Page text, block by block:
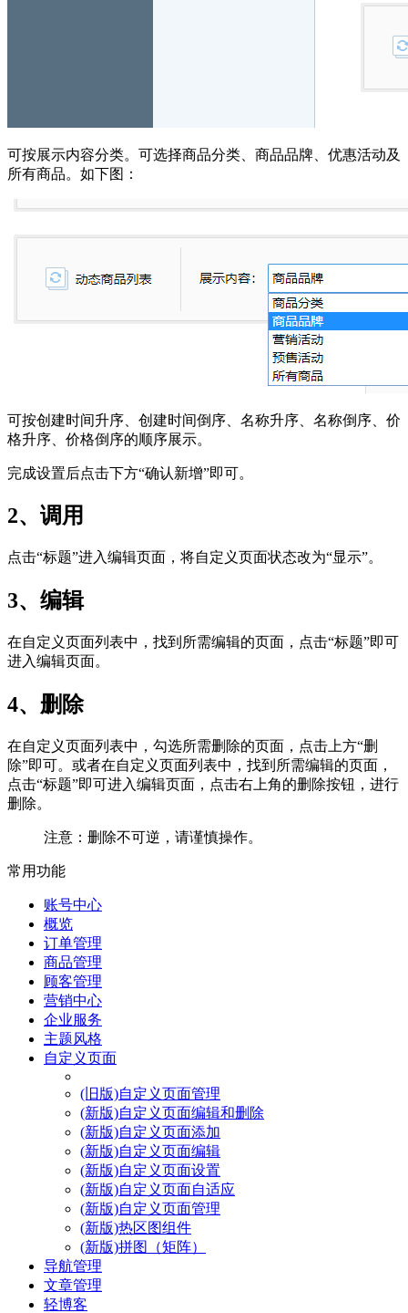
可按展示内容分类。可选择商品分类、商品品牌、优惠活动及
所有商品。如下图：
可按创建时间升序、创建时间倒序、名称升序、名称倒序、价
格升序、价格倒序的顺序展示。
完成设置后点击下方“确认新增”即可。
2、调用
点击“标题”进入编辑页面，将自定义页面状态改为“显示”。
3、编辑
在自定义页面列表中，找到所需编辑的页面，点击“标题”即可
进入编辑页面。
4、删除
在自定义页面列表中，勾选所需删除的页面，点击上方“删
除”即可。或者在自定义页面列表中，找到所需编辑的页面，
点击“标题”即可进入编辑页面，点击右上角的删除按钮，进行
删除。
注意：删除不可逆，请谨慎操作。
常用功能
账号中心
概览
订单管理
商品管理
顾客管理
营销中心
企业服务
主题风格
自定义页面
(旧版)自定义页面管理
(新版)自定义页面编辑和删除
(新版)自定义页面添加
(新版)自定义页面编辑
(新版)自定义页面设置
(新版)自定义页面自适应
(新版)自定义页面管理
(新版)热区图组件
(新版)拼图（矩阵）
导航管理
文章管理
轻博客